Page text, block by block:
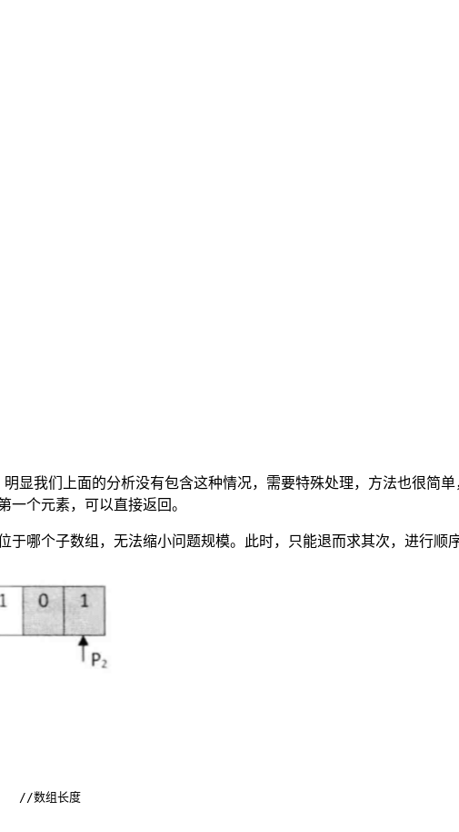
显我们上面的分析没有包含这种情况，需要特殊处理，方法也很简
一个元素，可以直接返回。
哪个子数组，无法缩小问题规模。此时，只能退而求其次，进行顺序
//数组长度